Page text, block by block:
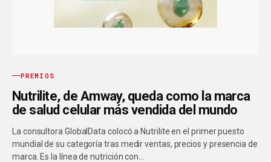
PREMIOS
Nutrilite, de Amway, queda como la marca
de salud celular más vendida del mundo
La consultora GlobalData colocó a Nutrilite en el primer puesto
mundial de su categoría tras medir ventas, precios y presencia de
marca. Es la línea de nutrición con…